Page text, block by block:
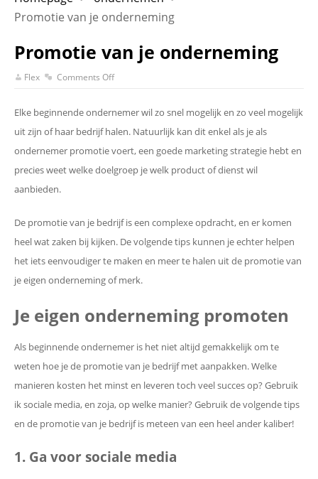
Promotie van je onderneming
Promotie van je onderneming
Flex Comments Off
Elke beginnende ondernemer wil zo snel mogelijk en zo veel mogelijk
uit zijn of haar bedrijf halen. Natuurlijk kan dit enkel als je als
ondernemer promotie voert, een goede marketing strategie hebt en
precies weet welke doelgroep je welk product of dienst wil
aanbieden.
De promotie van je bedrijf is een complexe opdracht, en er komen
heel wat zaken bij kijken. De volgende tips kunnen je echter helpen
het iets eenvoudiger te maken en meer te halen uit de promotie van
je eigen onderneming of merk.
Je eigen onderneming promoten
Als beginnende ondernemer is het niet altijd gemakkelijk om te
weten hoe je de promotie van je bedrijf met aanpakken. Welke
manieren kosten het minst en leveren toch veel succes op? Gebruik
ik sociale media, en zoja, op welke manier? Gebruik de volgende tips
en de promotie van je bedrijf is meteen van een heel ander kaliber!
1. Ga voor sociale media